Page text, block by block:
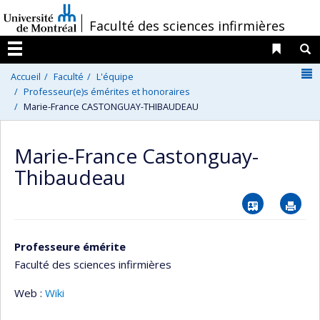
au
contenu
/Faculté des sciences infirmières
Menu
Liens
Accueil Faculté
L'équipe
Professeur(e)s émérites et honoraires
Marie-France CASTONGUAY-THIBAUDEAU
Marie-France Castonguay-
Thibaudeau
Vcard
Professeure émérite
Faculté des sciences infirmières
Web : Wiki